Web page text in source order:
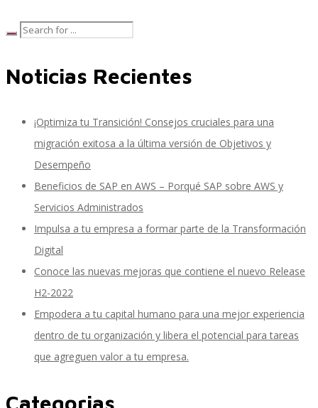
Inteligencia de Negocios
Servicios de Consultoría en Entrenamiento y
Móvil
Noticias Recientes
¡Optimiza tu Transición! Consejos cruciales para una
migración exitosa a la última versión de Objetivos y
Desempeño
Beneficios de SAP en AWS – Porqué SAP sobre AWS y
Servicios Administrados
Impulsa a tu empresa a formar parte de la Transformación
Digital
Conoce las nuevas mejoras que contiene el nuevo Release
H2-2022
Empodera a tu capital humano para una mejor experiencia
dentro de tu organización y libera el potencial para tareas
que agreguen valor a tu empresa.
Categorias